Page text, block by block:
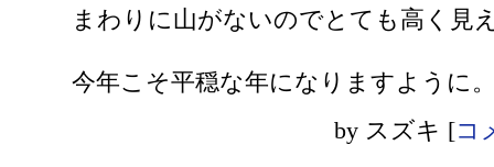
まわりに山がないのでとても高く見
今年こそ平穏な年になりますように
by スズキ [コ